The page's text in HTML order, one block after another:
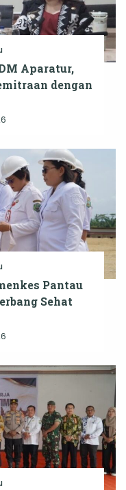
Aparatur,
dengan
Pantau
Sehat